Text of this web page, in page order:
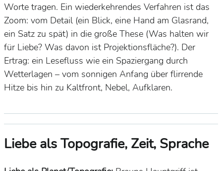
Worte tragen. Ein wiederkehrendes Verfahren ist das
Zoom: vom Detail (ein Blick, eine Hand am Glasrand,
ein Satz zu spät) in die große These (Was halten wir
für Liebe? Was davon ist Projektionsfläche?). Der
Ertrag: ein Lesefluss wie ein Spaziergang durch
Wetterlagen – vom sonnigen Anfang über flirrende
Hitze bis hin zu Kaltfront, Nebel, Aufklaren.
Liebe als Topografie, Zeit, Sprache